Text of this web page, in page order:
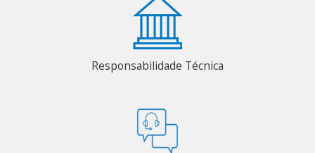
Responsabilidade Técnica